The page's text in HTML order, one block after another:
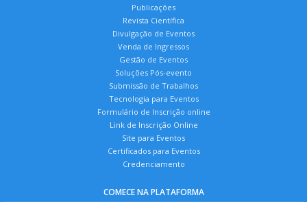
Publicações
Revista Científica
Divulgação de Eventos
Venda de Ingressos
Gestão de Eventos
Soluções Pós-evento
Submissão de Trabalhos
Tecnologia para Eventos
Formulário de Inscrição online
Link de Inscrição Online
Site para Eventos
Certificados para Eventos
Credenciamento
COMECE NA PLATAFORMA